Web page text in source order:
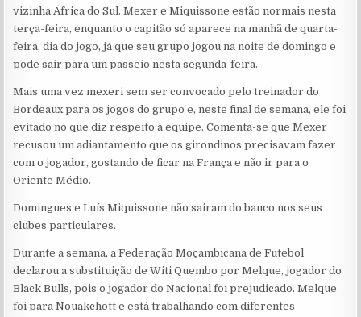
vizinha África do Sul. Mexer e Miquissone estão normais nesta
terça-feira, enquanto o capitão só aparece na manhã de quarta-
feira, dia do jogo, já que seu grupo jogou na noite de domingo e
pode sair para um passeio nesta segunda-feira.
Mais uma vez mexeri sem ser convocado pelo treinador do
Bordeaux para os jogos do grupo e, neste final de semana, ele foi
evitado no que diz respeito à equipe. Comenta-se que Mexer
recusou um adiantamento que os girondinos precisavam fazer
com o jogador, gostando de ficar na França e não ir para o
Oriente Médio.
Domingues e Luís Miquissone não sairam do banco nos seus
clubes particulares.
Durante a semana, a Federação Moçambicana de Futebol
declarou a substituição de Witi Quembo por Melque, jogador do
Black Bulls, pois o jogador do Nacional foi prejudicado. Melque
foi para Nouakchott e está trabalhando com diferentes